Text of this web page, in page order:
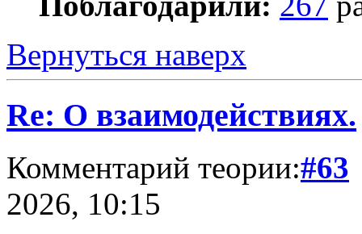
Вернуться наверх
Re: О взаимодействиях.
Комментарий теории:#63
2026, 10:15